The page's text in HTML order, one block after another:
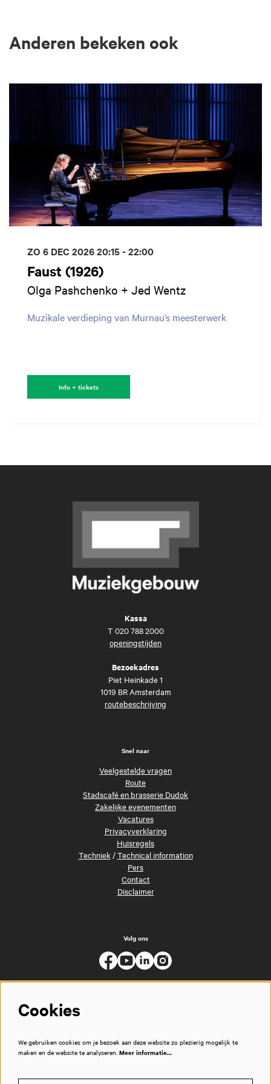
Anderen bekeken ook
Faust (1926)
Olga Pashchenko + Jed Wentz
Muzikale verdieping van Murnau’s meesterwerk
ZO 6 DEC 202620:15 - 22:00
Info + tickets
Kassa
T 020 788 2000
openingstijden
Bezoekadres
Piet Heinkade 1
1019 BR Amsterdam
routebeschrijving
Snel naar
Veelgestelde vragen
Route
Stadscafé en brasserie Dudok
Zakelijke evenementen
Vacatures
Privacyverklaring
Huisregels
Techniek/Technical information
Pers
Contact
Disclaimer
Volg ons
Cookies
We gebruiken cookies om je bezoek aan deze website zo plezierig mogelijk te
maken en de website te analyseren. Meer informatie…